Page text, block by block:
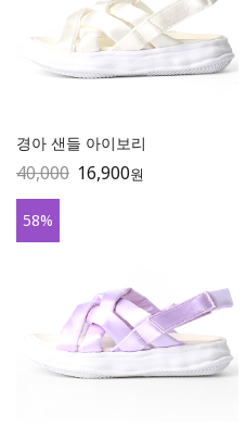
경아 샌들 아이보리
40,000 16,900원
58%